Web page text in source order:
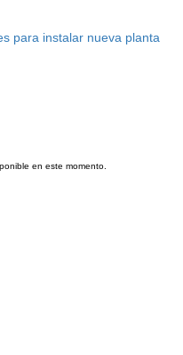
para instalar nueva planta
en este momento.